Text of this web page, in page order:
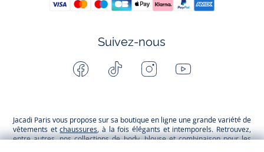
Suivez-nous
Facebook Tiktok InstagramYoutube
Jacadi Paris vous propose sur sa boutique en ligne une grande variété de
vêtements etchaussures, à la fois élégants et intemporels. Retrouvez,
entre autres, nos collections de body, blouse et combinaison pour les